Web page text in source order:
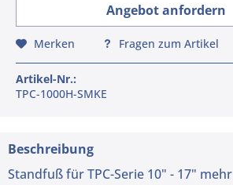
Angebot anfordern
Merken Fragen zum Artikel
Artikel-Nr.:
TPC-1000H-SMKE
Beschreibung
Standfuß für TPC-Serie 10" - 17" mehr